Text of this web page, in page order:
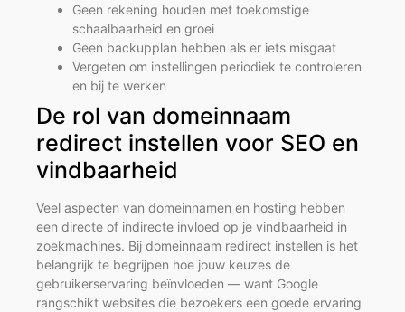
Geen rekening houden met toekomstige
schaalbaarheid en groei
Geen backupplan hebben als er iets misgaat
Vergeten om instellingen periodiek te controleren
en bij te werken
De rol van domeinnaam
redirect instellen voor SEO en
vindbaarheid
Veel aspecten van domeinnamen en hosting hebben
een directe of indirecte invloed op je vindbaarheid in
zoekmachines. Bij domeinnaam redirect instellen is het
belangrijk te begrijpen hoe jouw keuzes de
gebruikerservaring beïnvloeden — want Google
rangschikt websites die bezoekers een goede ervaring